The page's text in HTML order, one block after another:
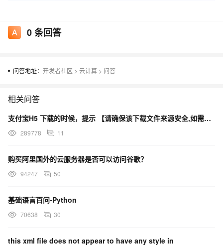
0条回答
问答地址： 开发者社区 > 云计算 > 问答
相关问答
支付宝H5 下载的时候，提示 【请确保该下载文件来源安全,如需浏览,请长按网址复制后使用浏览器访问】
289778 11
购买阿里国外的云服务器是否可以访问谷歌？
94247 50
基础语言百问-Python
70638 30
this xml file does not appear to have any style in